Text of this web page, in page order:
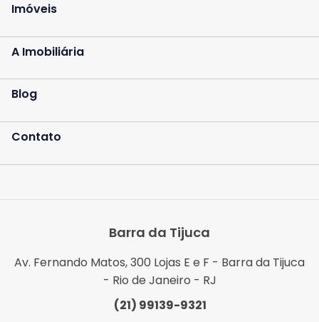
Imóveis
A Imobiliária
Blog
Contato
Barra da Tijuca
Av. Fernando Matos, 300 Lojas E e F - Barra da Tijuca
- Rio de Janeiro - RJ
(21) 99139-9321